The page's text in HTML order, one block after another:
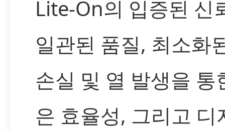
Lite-On의 입증된 신
일관된 품질, 최소화
손실 및 열 발생을 통
은 효율성, 그리고 디